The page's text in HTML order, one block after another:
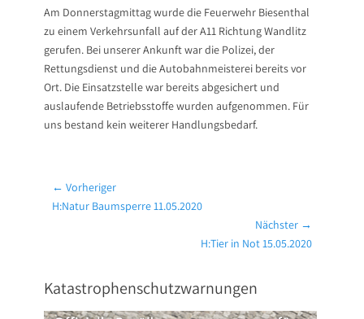
Am Donnerstagmittag wurde die Feuerwehr Biesenthal
zu einem Verkehrsunfall auf der A11 Richtung Wandlitz
gerufen. Bei unserer Ankunft war die Polizei, der
Rettungsdienst und die Autobahnmeisterei bereits vor
Ort. Die Einsatzstelle war bereits abgesichert und
auslaufende Betriebsstoffe wurden aufgenommen. Für
uns bestand kein weiterer Handlungsbedarf.
Beitragsnavigation
← Vorheriger
Vorheriger
H:Natur Baumsperre 11.05.2020
Nächster →
H:Tier in Not 15.05.2020
Katastrophenschutzwarnungen